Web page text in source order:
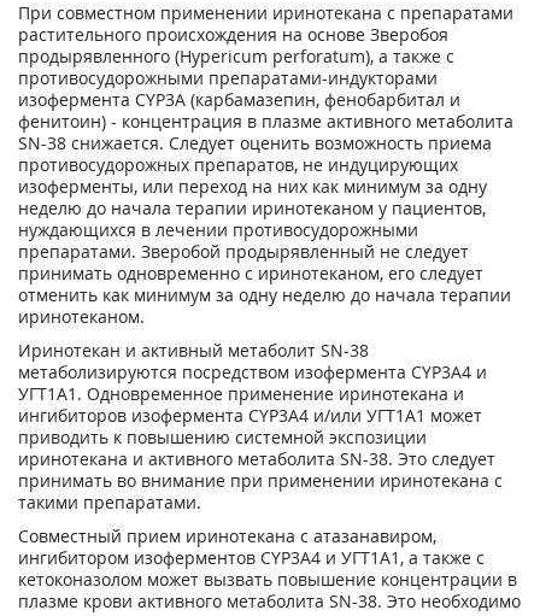
При совместном применении иринотекана с препаратами
растительного происхождения на основе Зверобоя
продырявленного (Hypericum perforatum), а также с
противосудорожными препаратами-индукторами
изофермента CYP3A (карбамазепин, фенобарбитал и
фенитоин) - концентрация в плазме активного метаболита
SN-38 снижается. Следует оценить возможность приема
противосудорожных препаратов, не индуцирующих
изоферменты, или переход на них как минимум за одну
неделю до начала терапии иринотеканом у пациентов,
нуждающихся в лечении противосудорожными
препаратами. Зверобой продырявленный не следует
принимать одновременно с иринотеканом, его следует
отменить как минимум за одну неделю до начала терапии
иринотеканом.
Иринотекан и активный метаболит SN-38
метаболизируются посредством изофермента CYP3A4 и
УГТ1А1. Одновременное применение иринотекана и
ингибиторов изофермента CYP3A4 и/или УГТ1А1 может
приводить к повышению системной экспозиции
иринотекана и активного метаболита SN-38. Это следует
принимать во внимание при применении иринотекана с
такими препаратами.
Совместный прием иринотекана с атазанавиром,
ингибитором изоферментов CYP3A4 и УГТ1А1, а также с
кетоконазолом может вызвать повышение концентрации в
плазме крови активного метаболита SN-38. Это необходимо